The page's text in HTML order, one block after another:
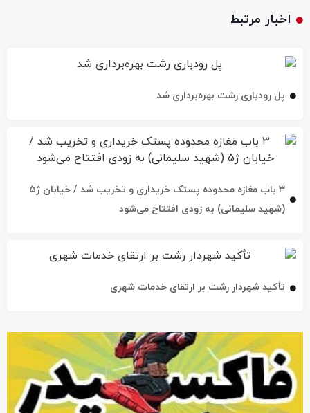
اخبار مرتبط
پل رودباری رشت بهره‌برداری شد
۳ باب مغازه محدوده پستک خریداری و تخریب شد / خیابان ژ۵
(شهید سلیمانی) به زودی افتتاح می‌شود
تأکید شهردار رشت بر ارتقای خدمات شهری